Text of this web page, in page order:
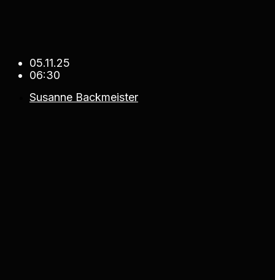
05.11.25
06:30
Susanne Backmeister